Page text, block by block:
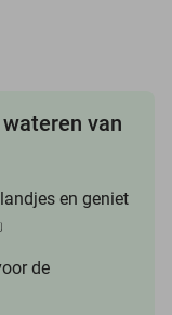
van
en geniet
de